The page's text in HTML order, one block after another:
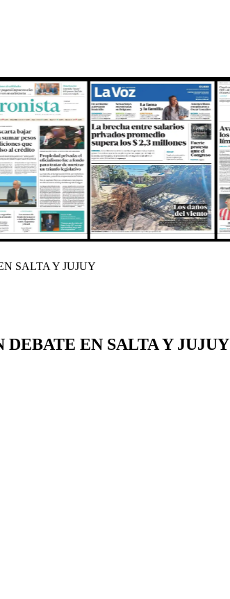
SALTA Y JUJUY
EN SALTA Y JUJUY